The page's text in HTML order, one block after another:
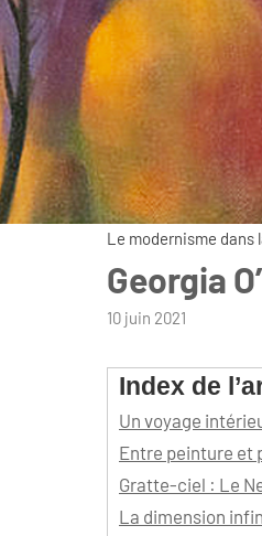
Le modernisme dans
Georgia
par
10 juin 2021
Index de
Un voyage
Entre peinture et
Gratte-ciel : Le
La dimension